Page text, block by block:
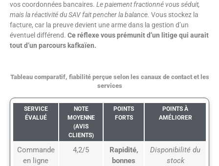
vos coordonnées bancaires. Le paiement fractionné vous séduit,
mais la réactivité du SAV fait pencher la balance. Vous stockez la
facture, car la preuve devient une arme dans la gestion d’un
éventuel différend. Ce réflexe vous prémunit d’un litige qui aurait
tout d’un parcours kafkaïen.
Tableau comparatif, fiabilité perçue selon les canaux de contact et les
services
SERVICE
ÉVALUÉ
NOTE
MOYENNE
(AVIS
CLIENTS)
POINTS
FORTS
POINTS À
AMÉLIORER
Commande
en ligne
4,2/5
Rapidité,
bonnes
Disponibilité du
stock